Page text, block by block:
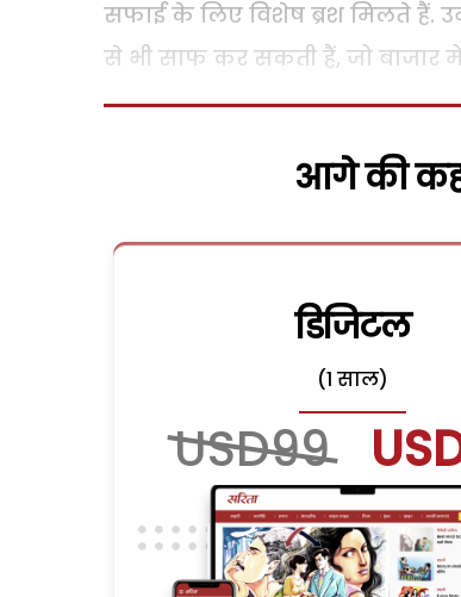
सफाई के लिए विशेष ब्रश मिलते हैं.
से भी साफ कर सकती हैं, जो बाजार
आगे की
डिजिटल
(1 साल)
USD99